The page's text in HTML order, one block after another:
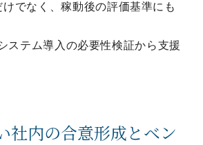
けでなく、稼動後の評価基準にも
ステム導入の必要性検証から支援
社内の合意形成とベン